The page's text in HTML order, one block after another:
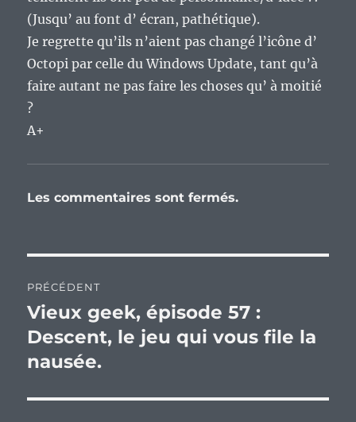
(Jusqu’ au font d’ écran, pathétique).
Je regrette qu’ils n’aient pas changé l’icône d’
Octopi par celle du Windows Update, tant qu’à
faire autant ne pas faire les choses qu’ à moitié
?
A+
Les commentaires sont fermés.
de
l’article
PRÉCÉDENT
Publication
précédente :
Vieux geek, épisode 57 :
Descent, le jeu qui vous file la
nausée.